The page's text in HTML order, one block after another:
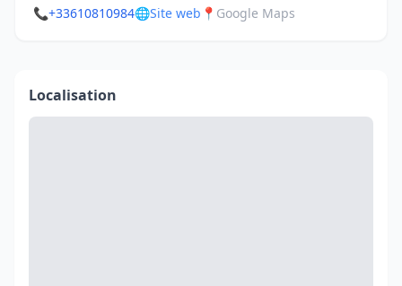
📞+33610810984🌐Site web 📍 Google Maps
Localisation